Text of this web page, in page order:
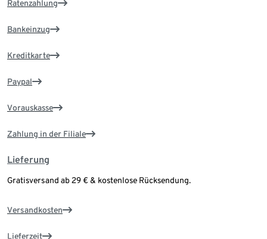
Ratenzahlung
Bankeinzug
Kreditkarte
Paypal
Vorauskasse
Zahlung in der Filiale
Lieferung
Gratisversand ab 29 € & kostenlose Rücksendung.
Versandkosten
Lieferzeit